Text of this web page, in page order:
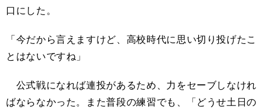
口にした。
「今だから言えますけど、高校時代に思い切り投げたこ
とはないですね」
公式戦になれば連投があるため、力をセーブしなけれ
ばならなかった。また普段の練習でも、「どうせ土日の